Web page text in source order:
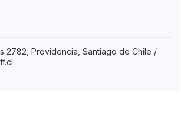
2782, Providencia, Santiago de Chile /